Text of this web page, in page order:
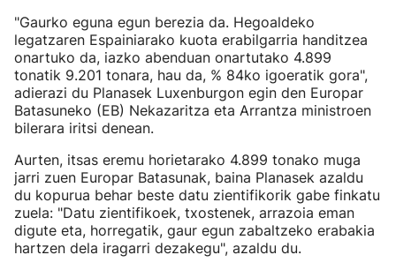
"Gaurko eguna egun berezia da. Hegoaldeko
legatzaren Espainiarako kuota erabilgarria handitzea
onartuko da, iazko abenduan onartutako 4.899
tonatik 9.201 tonara, hau da, % 84ko igoeratik gora",
adierazi du Planasek Luxenburgon egin den Europar
Batasuneko (EB) Nekazaritza eta Arrantza ministroen
bilerara iritsi denean.
Aurten, itsas eremu horietarako 4.899 tonako muga
jarri zuen Europar Batasunak, baina Planasek azaldu
du kopurua behar beste datu zientifikorik gabe finkatu
zuela: "Datu zientifikoek, txostenek, arrazoia eman
digute eta, horregatik, gaur egun zabaltzeko erabakia
hartzen dela iragarri dezakegu", azaldu du.